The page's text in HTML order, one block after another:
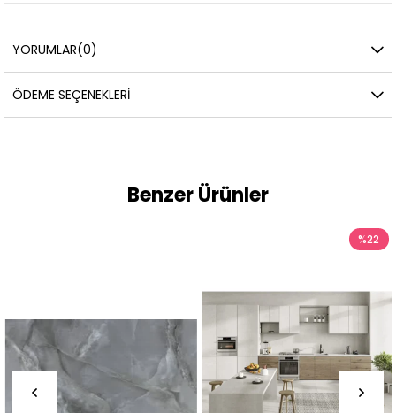
YORUMLAR(0)
ÖDEME SEÇENEKLERI
Benzer Ürünler
%22